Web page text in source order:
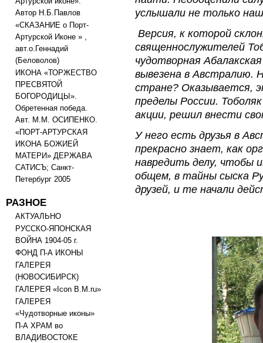
Автор Н.Б.Павлов
«СКАЗАНИЕ о Порт-
Артурской Иконе » ,
авт.о.Геннадий
(Беловолов)
ИКОНА «ТОРЖЕСТВО
ПРЕСВЯТОЙ
БОГОРОДИЦЫ».
Обретенная победа.
Авт. М.М. ОСИПЕНКО.
«ПОРТ-АРТУРСКАЯ
ИКОНА БОЖИЕЙ
МАТЕРИ» ДЕРЖАВА
САТИСЪ; Санкт-
Петербург 2005
РАЗНОЕ
АКТУАЛЬНО
РУССКО-ЯПОНСКАЯ
ВОЙНА 1904-05 г.
ФОНД П-А ИКОНЫ
ГАЛЕРЕЯ
(НОВОСИБИРСК)
ГАЛЕРЕЯ «Icon B.M.ru»
ГАЛЕРЕЯ
«Чудотворные иконы»
П-А ХРАМ во
ВЛАДИВОСТОКЕ
услышали не только
Версия, к которой
священнослужителей
чудотворная
вывезена в Австралию.
стране? Оказывается,
пределы России.
акции, решил внести
У него есть друзья в
прекрасно знает, как
навредить делу, чтобы
общем, в тайны сыска
друзей, и те начали